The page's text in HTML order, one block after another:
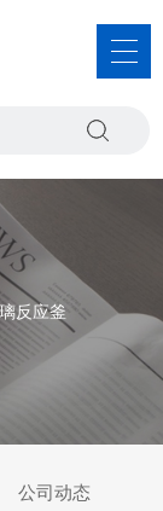
反应釜
公司动态